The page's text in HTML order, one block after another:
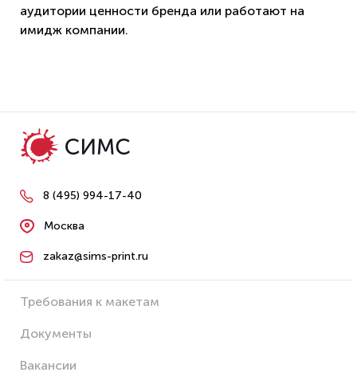
аудитории ценности бренда или работают на
имидж компании.
8 (495) 994-17-40
Москва
zakaz@sims-print.ru
Требования к макетам
Документы
Вакансии